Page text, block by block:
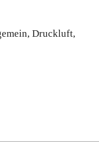
Druckluft,